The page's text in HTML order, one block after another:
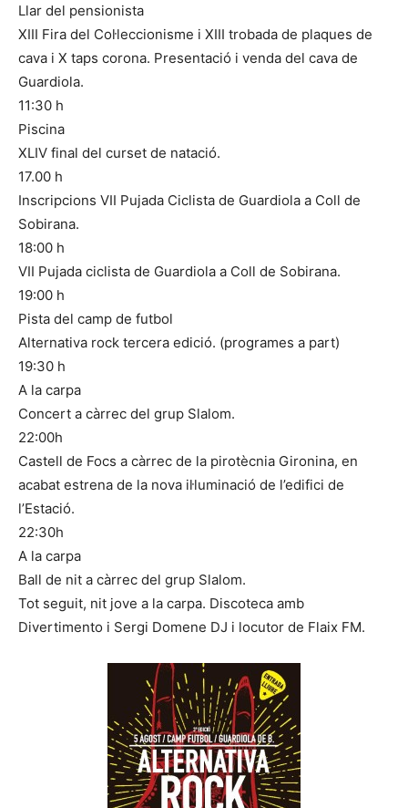
Llar del pensionista
XIII Fira del Col·leccionisme i XIII trobada de plaques de
cava i X taps corona. Presentació i venda del cava de
Guardiola.
11:30 h
Piscina
XLIV final del curset de natació.
17.00 h
Inscripcions VII Pujada Ciclista de Guardiola a Coll de
Sobirana.
18:00 h
VII Pujada ciclista de Guardiola a Coll de Sobirana.
19:00 h
Pista del camp de futbol
Alternativa rock tercera edició. (programes a part)
19:30 h
A la carpa
Concert a càrrec del grup Slalom.
22:00h
Castell de Focs a càrrec de la pirotècnia Gironina, en
acabat estrena de la nova il·luminació de l’edifici de
l’Estació.
22:30h
A la carpa
Ball de nit a càrrec del grup Slalom.
Tot seguit, nit jove a la carpa. Discoteca amb
Divertimento i Sergi Domene DJ i locutor de Flaix FM.